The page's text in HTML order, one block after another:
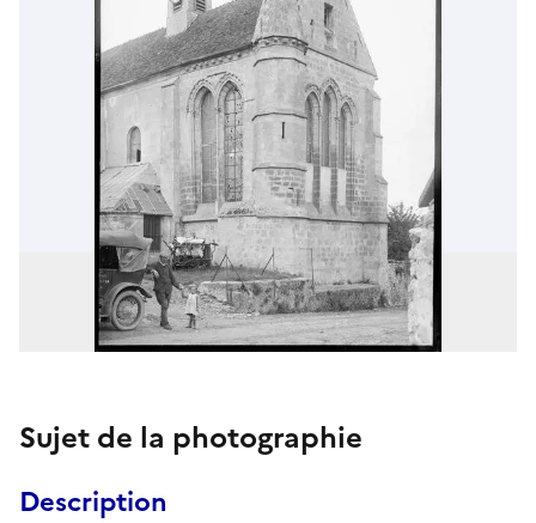
Sujet de la photographie
Description